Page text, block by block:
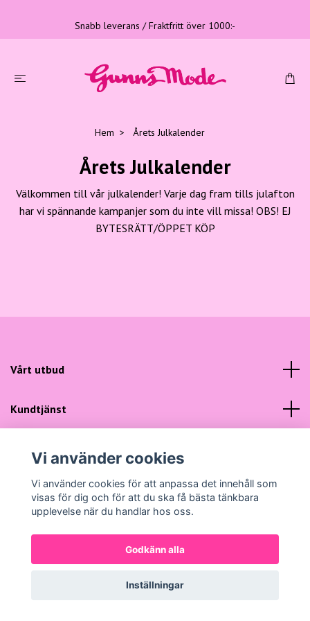
Snabb leverans / Fraktfritt över 1000:-
Hem Årets Julkalender
Årets Julkalender
Välkommen till vår julkalender! Varje dag fram tills julafton
har vi spännande kampanjer som du inte vill missa! OBS! EJ
BYTESRÄTT/ÖPPET KÖP
Vårt utbud
Kundtjänst
© 2026 Gunns ModePowered by Quickbutik
Vi använder cookies
Vi använder cookies för att anpassa det innehåll som
visas för dig och för att du ska få bästa tänkbara
upplevelse när du handlar hos oss.
Godkänn alla
Inställningar